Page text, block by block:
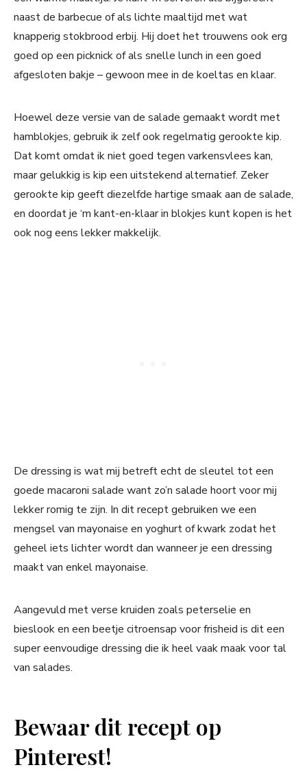
naast de barbecue of als lichte maaltijd met wat
knapperig stokbrood erbij. Hij doet het trouwens ook erg
goed op een picknick of als snelle lunch in een goed
afgesloten bakje – gewoon mee in de koeltas en klaar.
Hoewel deze versie van de salade gemaakt wordt met
hamblokjes, gebruik ik zelf ook regelmatig gerookte kip.
Dat komt omdat ik niet goed tegen varkensvlees kan,
maar gelukkig is kip een uitstekend alternatief. Zeker
gerookte kip geeft diezelfde hartige smaak aan de salade,
en doordat je ‘m kant-en-klaar in blokjes kunt kopen is het
ook nog eens lekker makkelijk.
De dressing is wat mij betreft echt de sleutel tot een
goede macaroni salade want zo’n salade hoort voor mij
lekker romig te zijn. In dit recept gebruiken we een
mengsel van mayonaise en yoghurt of kwark zodat het
geheel iets lichter wordt dan wanneer je een dressing
maakt van enkel mayonaise.
Aangevuld met verse kruiden zoals peterselie en
bieslook en een beetje citroensap voor frisheid is dit een
super eenvoudige dressing die ik heel vaak maak voor tal
van salades.
Bewaar dit recept op
Pinterest!